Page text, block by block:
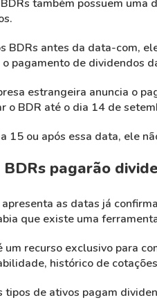
também possuem
BDRs antes da data-com,
pagamento de dividendos
estrangeira anuncia o
o BDR até o dia 14 de
15 ou após essa data, ele
pagarão
apresenta as datas já
que existe uma
um recurso exclusivo para
histórico de
tipos de ativos pagam